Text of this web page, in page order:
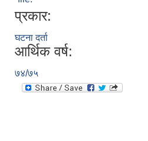
प्रकार:
घटना दर्ता
आर्थिक वर्ष:
७४/७५